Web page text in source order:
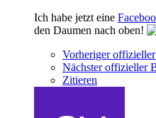
Ich habe jetzt eine
den Daumen nach oben!
Vorheriger
Nächster offizieller
Zitieren